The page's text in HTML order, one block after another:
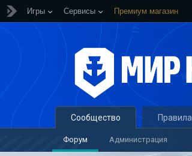
Игры Сервисы Премиум магазин
Сообщество
Форум Администрация
Правила